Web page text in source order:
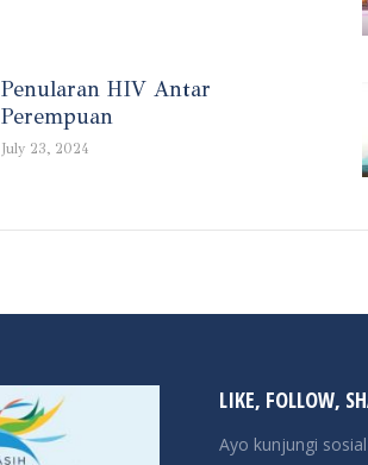
Penularan HIV Antar
Perempuan
July 23, 2024
LIKE, FOLLOW,
Ayo kunjungi